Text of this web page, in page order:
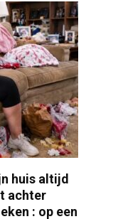
huis altijd
achter
: op een